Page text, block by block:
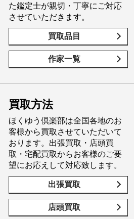
た鑑定士が親切・丁寧にご対応
させていただきます。
買取品目
作家一覧
買取方法
ほくゆう倶楽部は全国各地のお
客様から買取させていただいて
おります。出張買取・店頭買
取・宅配買取からお客様のご要
望にお応えして対応致します。
出張買取
店頭買取